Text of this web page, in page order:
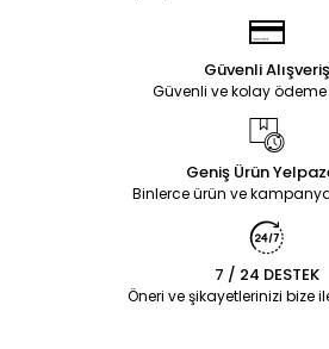
Güvenli Alışveriş
Güvenli ve kolay
Geniş Ürün
Binlerce ürün ve
7 / 24 DESTEK
Öneri ve şikayetlerinizi bize